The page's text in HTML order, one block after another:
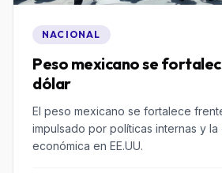
NACIONAL
Peso mexicano se
dólar
El peso mexicano se fortalece
impulsado por políticas internas y
económica en EE.UU.